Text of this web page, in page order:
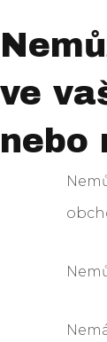
ve
nebo